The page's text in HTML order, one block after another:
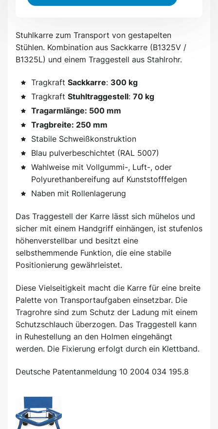
Stuhlkarre zum Transport von gestapelten
Stühlen. Kombination aus Sackkarre (B1325V /
B1325L) und einem Traggestell aus Stahlrohr.
Tragkraft Sackkarre: 300 kg
Tragkraft Stuhltraggestell: 70 kg
Tragarmlänge: 500 mm
Tragbreite: 250 mm
Stabile Schweißkonstruktion
Blau pulverbeschichtet (RAL 5007)
Wahlweise mit Vollgummi-, Luft-, oder
Polyurethanbereifung auf Kunststofffelgen
Naben mit Rollenlagerung
Das Traggestell der Karre lässt sich mühelos und
sicher mit einem Handgriff einhängen, ist stufenlos
höhenverstellbar und besitzt eine
selbsthemmende Funktion, die eine stabile
Positionierung gewährleistet.
Diese Vielseitigkeit macht die Karre für eine breite
Palette von Transportaufgaben einsetzbar. Die
Tragrohre sind zum Schutz der Ladung mit einem
Schutzschlauch überzogen. Das Traggestell kann
in Ruhestellung an den Holmen eingehängt
werden. Die Fixierung erfolgt durch ein Klettband.
Deutsche Patentanmeldung 10 2004 034 195.8